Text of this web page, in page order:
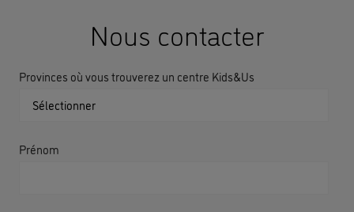
Nous contacter
Provinces où vous trouverez un centre Kids&Us
Prénom